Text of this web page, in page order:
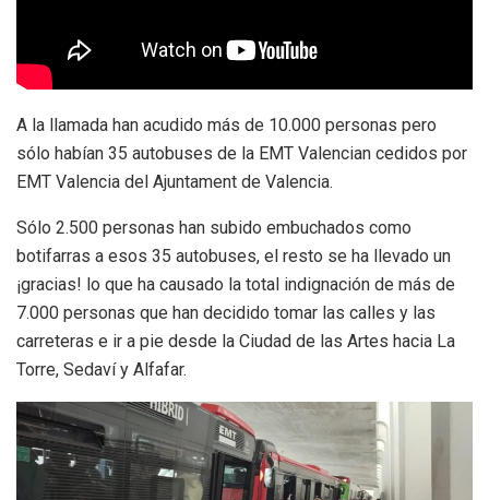
A la llamada han acudido más de 10.000 personas pero
sólo habían 35 autobuses de la EMT Valencian cedidos por
EMT Valencia del Ajuntament de Valencia.
Sólo 2.500 personas han subido embuchados como
botifarras a esos 35 autobuses, el resto se ha llevado un
¡gracias! lo que ha causado la total indignación de más de
7.000 personas que han decidido tomar las calles y las
carreteras e ir a pie desde la Ciudad de las Artes hacia La
Torre, Sedaví y Alfafar.